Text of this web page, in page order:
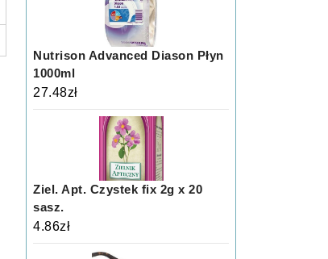
Nutrison Advanced Diason Płyn
1000ml
27.48zł
Ziel. Apt. Czystek fix 2g x 20
sasz.
4.86zł